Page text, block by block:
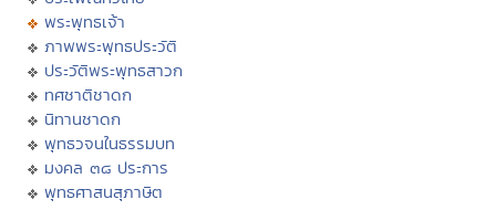
พระพุทธเจ้า
ภาพพระพุทธประวัติ
ประวัติพระพุทธสาวก
ทศชาติชาดก
นิทานชาดก
พุทธวจนในธรรมบท
มงคล ๓๘ ประการ
พุทธศาสนสุภาษิต